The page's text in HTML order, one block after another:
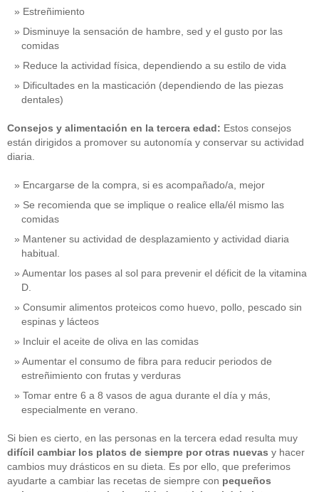
Estreñimiento
Disminuye la sensación de hambre, sed y el gusto por las
comidas
Reduce la actividad física, dependiendo a su estilo de vida
Dificultades en la masticación (dependiendo de las piezas
dentales)
Consejos y alimentación en la tercera edad: Estos consejos
están dirigidos a promover su autonomía y conservar su actividad
diaria.
Encargarse de la compra, si es acompañado/a, mejor
Se recomienda que se implique o realice ella/él mismo las
comidas
Mantener su actividad de desplazamiento y actividad diaria
habitual.
Aumentar los pases al sol para prevenir el déficit de la vitamina
D.
Consumir alimentos proteicos como huevo, pollo, pescado sin
espinas y lácteos
Incluir el aceite de oliva en las comidas
Aumentar el consumo de fibra para reducir periodos de
estreñimiento con frutas y verduras
Tomar entre 6 a 8 vasos de agua durante el día y más,
especialmente en verano.
Si bien es cierto, en las personas en la tercera edad resulta muy
difícil cambiar los platos de siempre por otras nuevas y hacer
cambios muy drásticos en su dieta. Es por ello, que preferimos
ayudarte a cambiar las recetas de siempre con pequeños